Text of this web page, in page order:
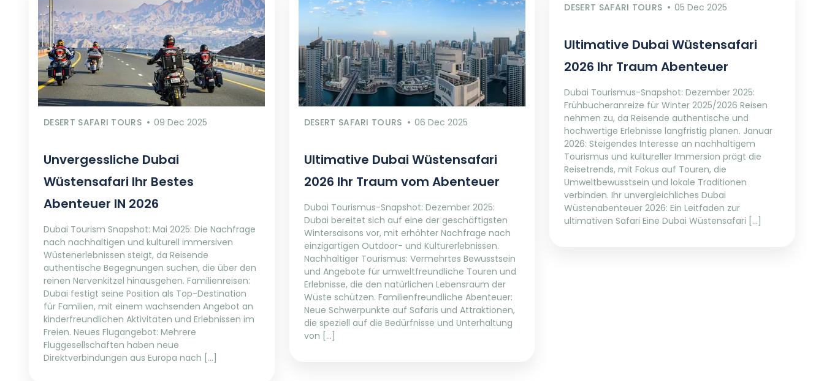
DESERT SAFARI TOURS 09 Dec 2025
Unvergessliche Dubai
Wüstensafari Ihr Bestes
Abenteuer IN 2026
Dubai Tourism Snapshot: Mai 2025: Die Nachfrage
nach nachhaltigen und kulturell immersiven
Wüstenerlebnissen steigt, da Reisende
authentische Begegnungen suchen, die über den
reinen Nervenkitzel hinausgehen. Familienreisen:
Dubai festigt seine Position als Top-Destination
für Familien, mit einem wachsenden Angebot an
kinderfreundlichen Aktivitäten und Erlebnissen im
Freien. Neues Flugangebot: Mehrere
Fluggesellschaften haben neue
Direktverbindungen aus Europa nach […]
DESERT SAFARI TOURS 06 Dec 2025
Ultimative Dubai Wüstensafari
2026 Ihr Traum vom Abenteuer
Dubai Tourismus-Snapshot: Dezember 2025:
Dubai bereitet sich auf eine der geschäftigsten
Wintersaisons vor, mit erhöhter Nachfrage nach
einzigartigen Outdoor- und Kulturerlebnissen.
Nachhaltiger Tourismus: Vermehrtes Bewusstsein
und Angebote für umweltfreundliche Touren und
Erlebnisse, die den natürlichen Lebensraum der
Wüste schützen. Familienfreundliche Abenteuer:
Neue Schwerpunkte auf Safaris und Attraktionen,
die speziell auf die Bedürfnisse und Unterhaltung
von […]
DESERT SAFARI TOURS 05 Dec 2025
Ultimative Dubai Wüstensafari
2026 Ihr Traum Abenteuer
Dubai Tourismus-Snapshot: Dezember 2025:
Frühbucheranreize für Winter 2025/2026 Reisen
nehmen zu, da Reisende authentische und
hochwertige Erlebnisse langfristig planen. Januar
2026: Steigendes Interesse an nachhaltigem
Tourismus und kultureller Immersion prägt die
Reisetrends, mit Fokus auf Touren, die
Umweltbewusstsein und lokale Traditionen
verbinden. Ihr unvergleichliches Dubai
Wüstenabenteuer 2026: Ein Leitfaden zur
ultimativen Safari Eine Dubai Wüstensafari […]